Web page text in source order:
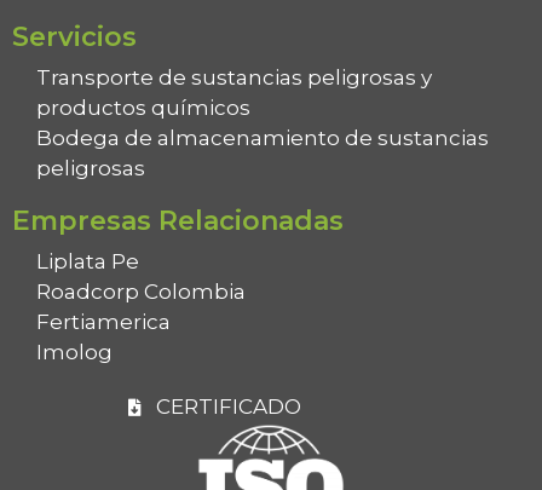
Servicios
Transporte de sustancias peligrosas y
productos químicos
Bodega de almacenamiento de sustancias
peligrosas
Empresas Relacionadas
Liplata Pe
Roadcorp Colombia
Fertiamerica
Imolog
CERTIFICADO